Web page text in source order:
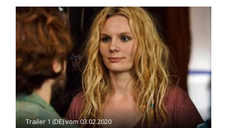
Trailer 1 (DE) vom 03.02.2020